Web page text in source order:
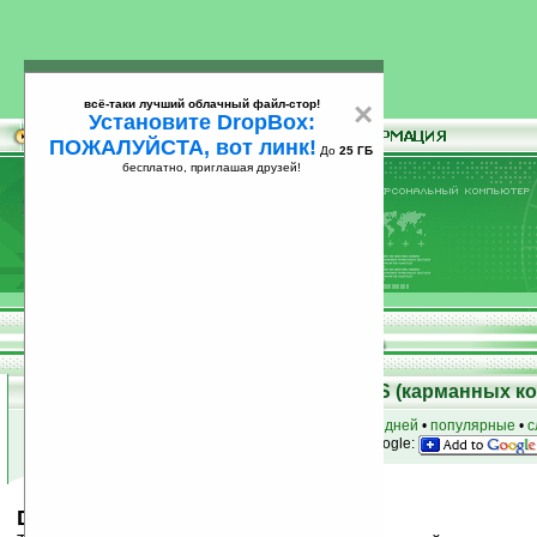
25
Скачать программы для Palm OS (карманных
за 7 дней • популярные •
на Google:
DebateTimer v1.3
×
всё-таки лучший облачный файл-стор!
Установите DropBox:
ПОЖАЛУЙСТА, вот линк! До 25 ГБ
бесплатно, приглашая друзей!